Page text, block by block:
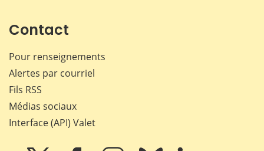
Contact
Pour renseignements
Alertes par courriel
Fils RSS
Médias sociaux
Interface (API) Valet